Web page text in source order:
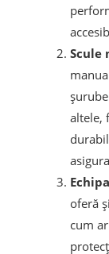
Scule
altele,
oferă
cum